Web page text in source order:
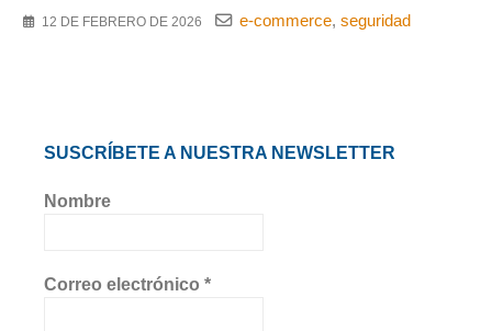
12 DE FEBRERO DE 2026 e-commerce,seguridad
SUSCRÍBETE A NUESTRA NEWSLETTER
Nombre
Correo electrónico *